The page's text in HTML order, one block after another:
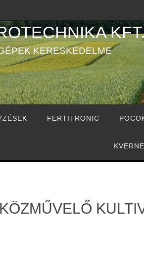
KERESKEDELME
FERTITRONIC